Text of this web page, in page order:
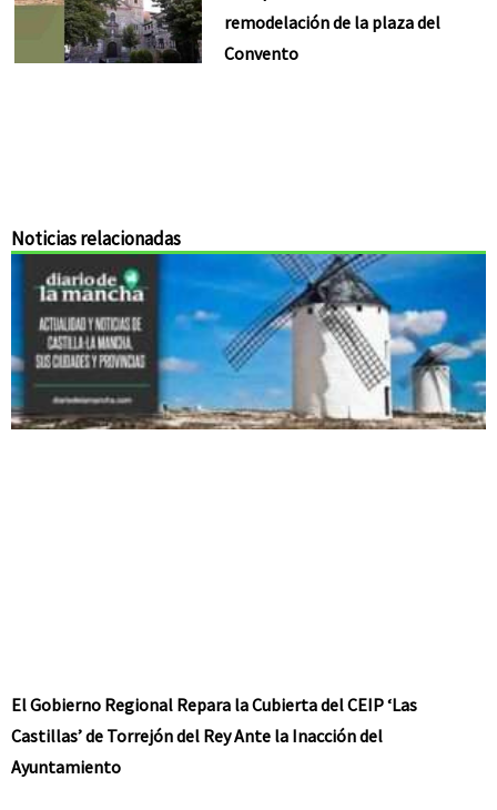
remodelación de la plaza del
Convento
Noticias relacionadas
El Gobierno Regional Repara la Cubierta del CEIP ‘Las
Castillas’ de Torrejón del Rey Ante la Inacción del
Ayuntamiento